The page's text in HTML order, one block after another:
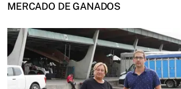
MERCADO DE GANADOS